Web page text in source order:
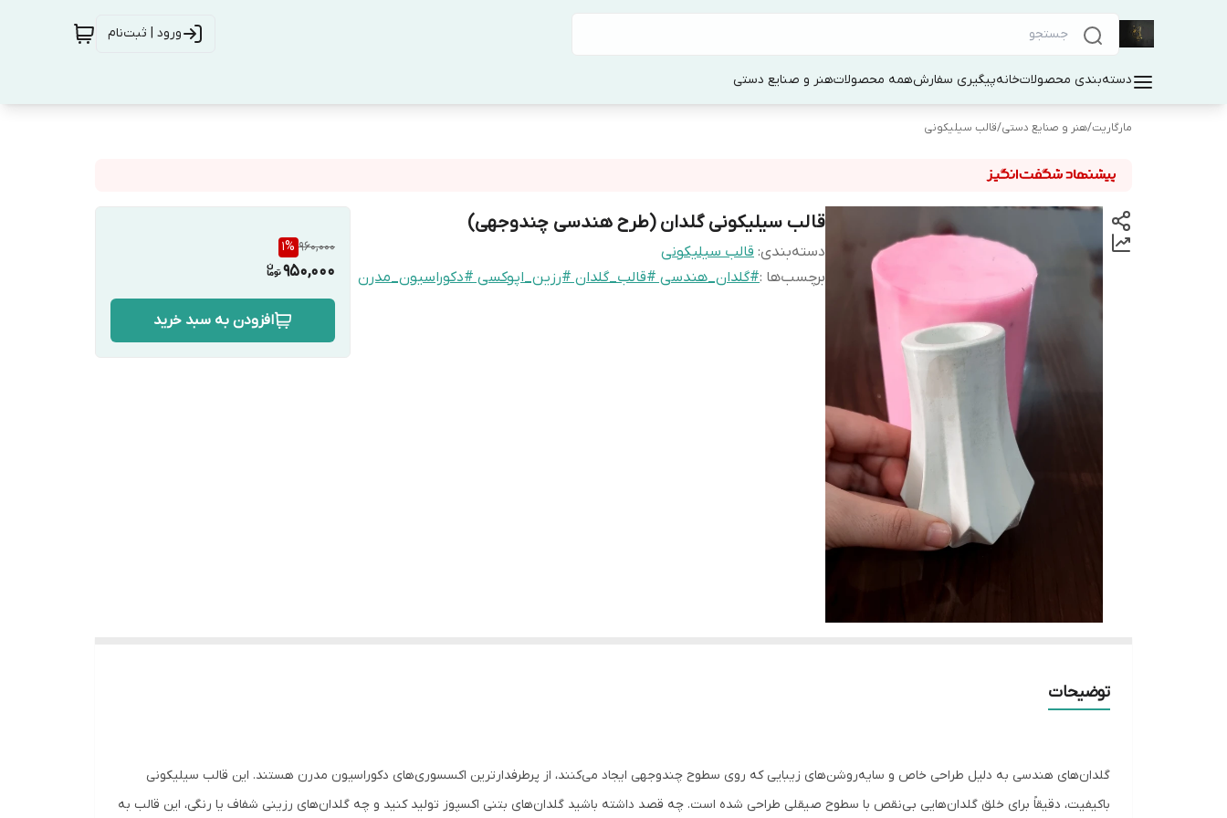
ورود | ثبت‌نام
دسته‌بندی محصولاتخانهپیگیری سفارشهمه محصولاتهنر و صنایع دستی
مارگاریت/هنر و صنایع دستی/قالب سیلیکونی
قالب سیلیکونی گلدان (طرح هندسی چندوجهی)
دسته‌بندی: قالب سیلیکونی
برچسب‌ها :#گلدان_هندسی #قالب_گلدان #رزین_اپوکسی #دکوراسیون_مدرن
960,000
1%
950,000
افزودن به سبد خرید
توضیحات
گلدان‌های هندسی به دلیل طراحی خاص و سایه‌روشن‌های زیبایی که روی سطوح چندوجهی ایجاد می‌کنند، از پرطرفدارترین اکسسوری‌های دکوراسیون مدرن هستند. این قالب سیلیکونی
باکیفیت، دقیقاً برای خلق گلدان‌هایی بی‌نقص با سطوح صیقلی طراحی شده است. چه قصد داشته باشید گلدان‌های بتنی اکسپوز تولید کنید و چه گلدان‌های رزینی شفاف یا رنگی، این قالب به